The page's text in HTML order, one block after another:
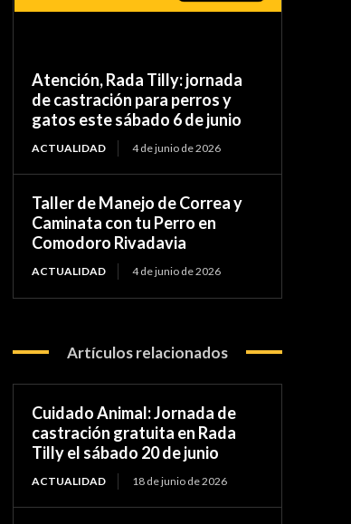
Atención, Rada Tilly: jornada
de castración para perros y
gatos este sábado 6 de junio
ACTUALIDAD 4 de junio de 2026
Taller de Manejo de Correa y
Caminata con tu Perro en
Comodoro Rivadavia
ACTUALIDAD 4 de junio de 2026
Artículos relacionados
Cuidado Animal: Jornada de
castración gratuita en Rada
Tilly el sábado 20 de junio
ACTUALIDAD 18 de junio de 2026